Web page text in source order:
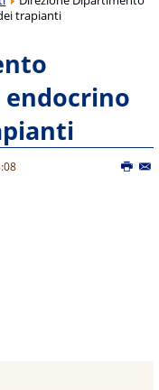
trapianti
endocrino